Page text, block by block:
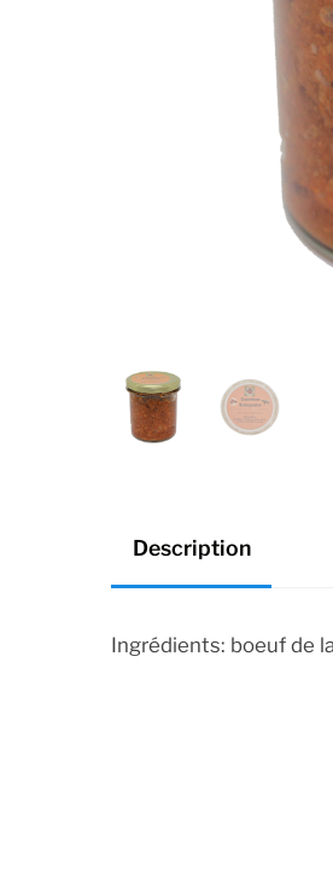
Description
Ingrédients: boeuf de